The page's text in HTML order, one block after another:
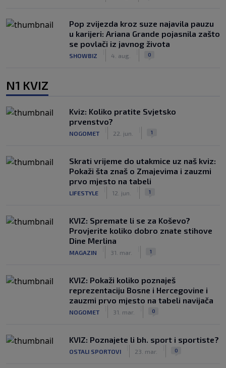
Pop zvijezda kroz suze najavila pauzu
u karijeri: Ariana Grande pojasnila zašto
se povlači iz javnog života
SHOWBIZ 4. aug. 0
N1 KVIZ
Kviz: Koliko pratite Svjetsko
prvenstvo?
NOGOMET 22. jun. 1
Skrati vrijeme do utakmice uz naš kviz:
Pokaži šta znaš o Zmajevima i zauzmi
prvo mjesto na tabeli
LIFESTYLE 12. jun. 1
KVIZ: Spremate li se za Koševo?
Provjerite koliko dobro znate stihove
Dine Merlina
MAGAZIN 31. mar. 1
KVIZ: Pokaži koliko poznaješ
reprezentaciju Bosne i Hercegovine i
zauzmi prvo mjesto na tabeli navijača
NOGOMET 31. mar. 0
KVIZ: Poznajete li bh. sport i sportiste?
OSTALI SPORTOVI 23. mar. 0